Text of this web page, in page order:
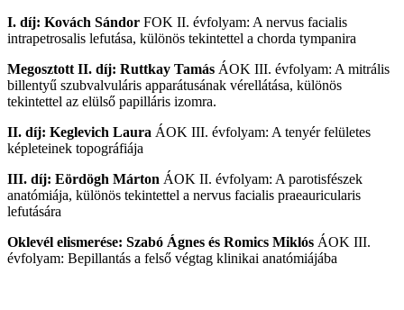
I. díj: Kovách Sándor FOK II. évfolyam: A nervus facialis
intrapetrosalis lefutása, különös tekintettel a chorda tympanira
Megosztott II. díj: Ruttkay Tamás ÁOK III. évfolyam: A mitrális
billentyű szubvalvuláris apparátusának vérellátása, különös
tekintettel az elülső papilláris izomra.
II. díj: Keglevich Laura ÁOK III. évfolyam: A tenyér felületes
képleteinek topográfiája
III. díj: Eördögh Márton ÁOK II. évfolyam: A parotisfészek
anatómiája, különös tekintettel a nervus facialis praeauricularis
lefutására
Oklevél elismerése: Szabó Ágnes és Romics Miklós ÁOK III.
évfolyam: Bepillantás a felső végtag klinikai anatómiájába